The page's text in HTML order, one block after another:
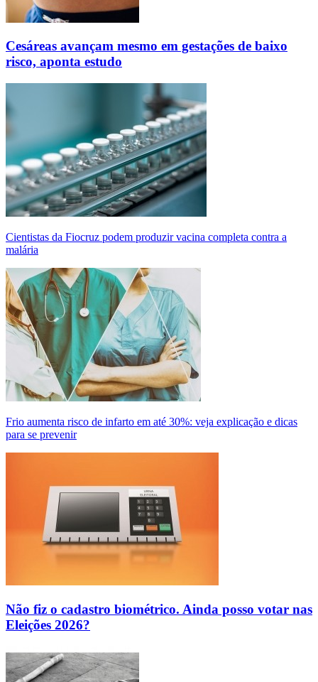
Cesáreas avançam mesmo em gestações de baixo
risco, aponta estudo
Cientistas da Fiocruz podem produzir vacina completa contra a
malária
Frio aumenta risco de infarto em até 30%: veja explicação e dicas
para se prevenir
Não fiz o cadastro biométrico. Ainda posso votar nas
Eleições 2026?